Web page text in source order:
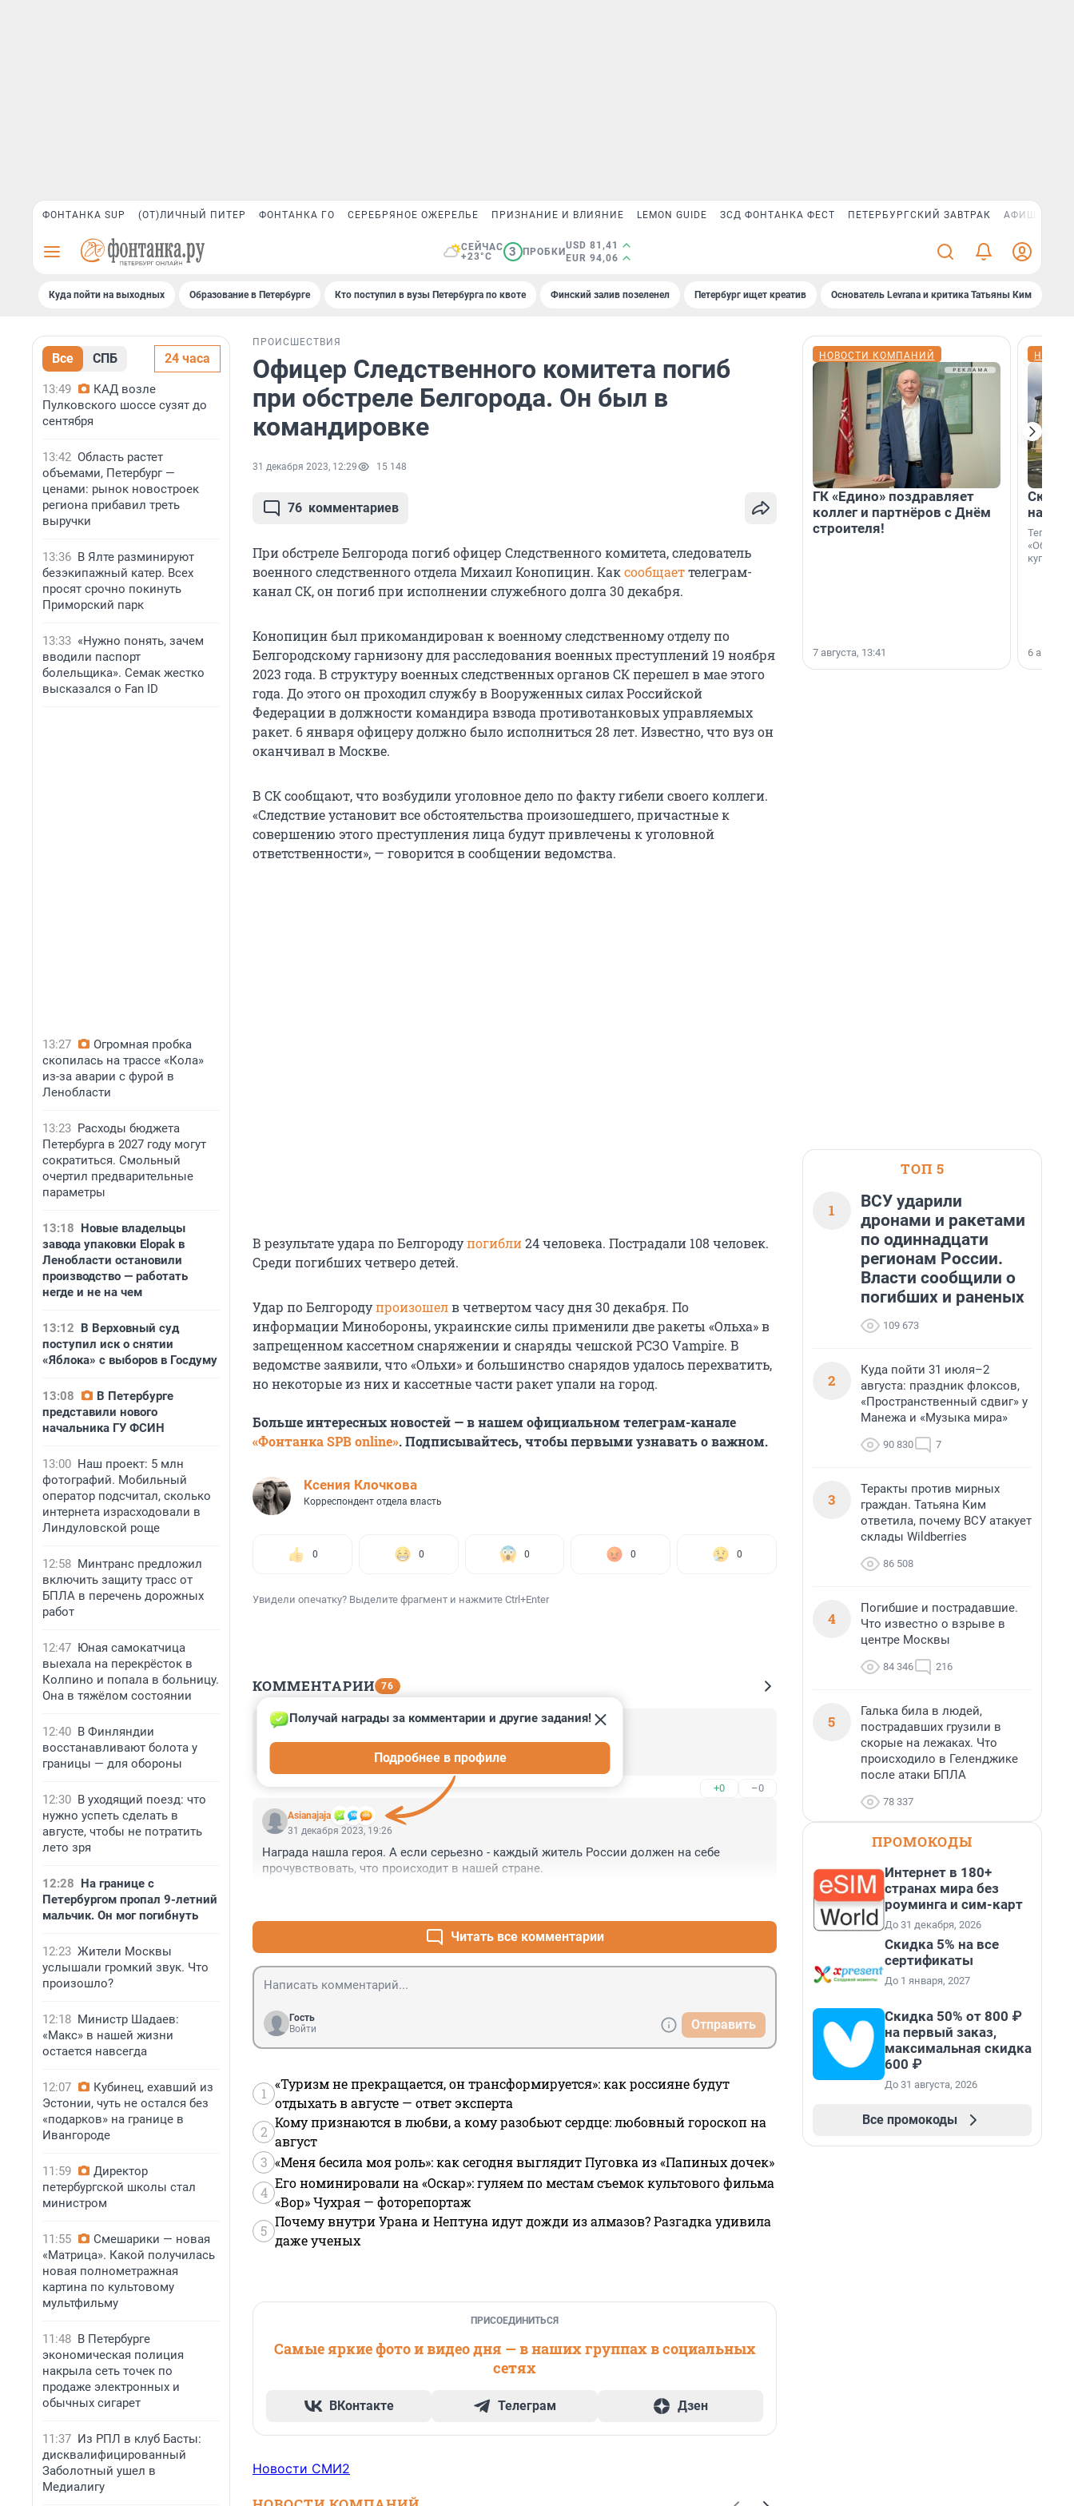
ФОНТАНКА SUP (ОТ)ЛИЧНЫЙ ПИТЕР ФОНТАНКА ГО СЕРЕБРЯНОЕ ОЖЕРЕЛЬЕ ПРИЗНАНИЕ И ВЛИЯНИЕ LEMON GUIDE ЗСД ФОНТАНКА ФЕСТ ПЕТЕРБУРГСКИЙ ЗАВТРАК АФИША PLUS
СЕЙЧАС
+23°C
3 ПРОБКИ
USD 81,41
EUR 94,06
Куда пойти на выходных Образование в Петербурге Кто поступил в вузы Петербурга по квоте Финский залив позеленел Петербург ищет креатив Основатель Levrana и критика Татьяны Ким
Все СПБ 24 часа
13:49
КАД возле
Пулковского шоссе сузят до
сентября
13:42 Область растет
объемами, Петербург —
ценами: рынок новостроек
региона прибавил треть
выручки
13:36 В Ялте разминируют
безэкипажный катер. Всех
просят срочно покинуть
Приморский парк
13:33 «Нужно понять, зачем
вводили паспорт
болельщика». Семак жестко
высказался о Fan ID
13:27
Огромная пробка
скопилась на трассе «Кола»
из-за аварии с фурой в
Ленобласти
13:23 Расходы бюджета
Петербурга в 2027 году могут
сократиться. Смольный
очертил предварительные
параметры
13:18 Новые владельцы
завода упаковки Elopak в
Ленобласти остановили
производство — работать
негде и не на чем
13:12 В Верховный суд
поступил иск о снятии
«Яблока» с выборов в Госдуму
13:08
В Петербурге
представили нового
начальника ГУ ФСИН
13:00 Наш проект: 5 млн
фотографий. Мобильный
оператор подсчитал, сколько
интернета израсходовали в
Линдуловской роще
12:58 Минтранс предложил
включить защиту трасс от
БПЛА в перечень дорожных
работ
12:47 Юная самокатчица
выехала на перекрёсток в
Колпино и попала в больницу.
Она в тяжёлом состоянии
12:40 В Финляндии
восстанавливают болота у
границы — для обороны
12:30 В уходящий поезд: что
нужно успеть сделать в
августе, чтобы не потратить
лето зря
12:28 На границе с
Петербургом пропал 9-летний
мальчик. Он мог погибнуть
12:23 Жители Москвы
услышали громкий звук. Что
произошло?
12:18 Министр Шадаев:
«Макс» в нашей жизни
остается навсегда
12:07
Кубинец, ехавший из
Эстонии, чуть не остался без
«подарков» на границе в
Ивангороде
11:59
Директор
петербургской школы стал
министром
11:55
Смешарики — новая
«Матрица». Какой получилась
новая полнометражная
картина по культовому
мультфильму
11:48 В Петербурге
экономическая полиция
накрыла сеть точек по
продаже электронных и
обычных сигарет
11:37 Из РПЛ в клуб Басты:
дисквалифицированный
Заболотный ушел в
Медиалигу
ПРОИСШЕСТВИЯ
Офицер Следственного комитета погиб
при обстреле Белгорода. Он был в
командировке
31 декабря 2023, 12:29 15 148
76 комментариев
При обстреле Белгорода погиб офицер Следственного комитета, следователь
военного следственного отдела Михаил Конопицин. Каксообщаеттелеграм-
канал СК, он погиб при исполнении служебного долга 30 декабря.
Конопицин был прикомандирован к военному следственному отделу по
Белгородскому гарнизону для расследования военных преступлений 19 ноября
2023 года. В структуру военных следственных органов СК перешел в мае этого
года. До этого он проходил службу в Вооруженных силах Российской
Федерации в должности командира взвода противотанковых управляемых
ракет. 6 января офицеру должно было исполниться 28 лет. Известно, что вуз он
оканчивал в Москве.
В СК сообщают, что возбудили уголовное дело по факту гибели своего коллеги.
«Следствие установит все обстоятельства произошедшего, причастные к
совершению этого преступления лица будут привлечены к уголовной
ответственности», — говорится в сообщении ведомства.
В результате удара по Белгородупогибли24 человека. Пострадали 108 человек.
Среди погибших четверо детей.
Удар по Белгородупроизошелв четвертом часу дня 30 декабря. По
информации Минобороны, украинские силы применили две ракеты «Ольха» в
запрещенном кассетном снаряжении и снаряды чешской РСЗО Vampire. В
ведомстве заявили, что «Ольхи» и большинство снарядов удалось перехватить,
но некоторые из них и кассетные части ракет упали на город.
Больше интересных новостей — в нашем официальном телеграм-канале
«Фонтанка SPB online». Подписывайтесь, чтобы первыми узнавать о важном.
Ксения Клочкова
Корреспондент отдела власть
0 0 0 0 0
Увидели опечатку? Выделите фрагмент и нажмите Ctrl+Enter
КОММЕНТАРИИ 76
Гость
Так ПВО все сбила. Привлкеките ка начальство местного пво.
+0 –0
Asianajaja
Получай награды за комментарии и другие задания!
Подробнее в профиле
31 декабря 2023, 19:26
Награда нашла героя. А если серьезно - каждый житель России должен на себе
прочувствовать, что происходит в нашей стране.
Читать все комментарии
Гость
Войти
Отправить
1
«Туризм не прекращается, он трансформируется»: как россияне будут
отдыхать в августе — ответ эксперта
2
Кому признаются в любви, а кому разобьют сердце: любовный гороскоп на
август
3 «Меня бесила моя роль»: как сегодня выглядит Пуговка из «Папиных дочек»
4
Его номинировали на «Оскар»: гуляем по местам съемок культового фильма
«Вор» Чухрая — фоторепортаж
5
Почему внутри Урана и Нептуна идут дожди из алмазов? Разгадка удивила
даже ученых
ПРИСОЕДИНИТЬСЯ
Самые яркие фото и видео дня — в наших группах в социальных
сетях
ВКонтакте Телеграм Дзен
Новости СМИ2
НОВОСТИ КОМПАНИЙ
ГК «Едино» поздравляет
коллег и партнёров с Днём
строителя!
7 августа, 13:41
на
Теперь
купить
6
ТОП 5
1
ВСУ ударили
дронами и ракетами
по одиннадцати
регионам России.
Власти сообщили о
погибших и раненых
109 673
2
Куда пойти 31 июля–2
августа: праздник флоксов,
«Пространственный сдвиг» у
Манежа и «Музыка мира»
90 830 7
3
Теракты против мирных
граждан. Татьяна Ким
ответила, почему ВСУ атакует
склады Wildberries
86 508
4
Погибшие и пострадавшие.
Что известно о взрыве в
центре Москвы
84 346 216
5
Галька била в людей,
пострадавших грузили в
скорые на лежаках. Что
происходило в Геленджике
после атаки БПЛА
78 337
ПРОМОКОДЫ
Интернет в 180+
странах мира без
роуминга и сим-карт
До 31 декабря, 2026
Скидка 5% на все
сертификаты
До 1 января, 2027
Скидка 50% от 800 ₽
на первый заказ,
максимальная скидка
600 ₽
До 31 августа, 2026
Все промокоды